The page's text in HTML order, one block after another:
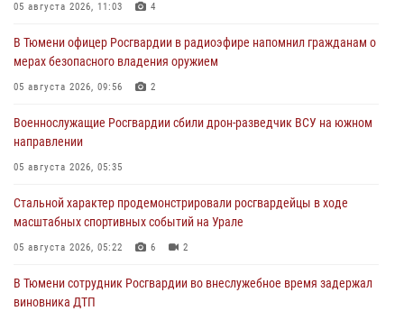
05 августа 2026, 11:03 4
В Тюмени офицер Росгвардии в радиоэфире напомнил гражданам о
мерах безопасного владения оружием
05 августа 2026, 09:56 2
Военнослужащие Росгвардии сбили дрон-разведчик ВСУ на южном
направлении
05 августа 2026, 05:35
Стальной характер продемонстрировали росгвардейцы в ходе
масштабных спортивных событий на Урале
05 августа 2026, 05:22 6 2
В Тюмени сотрудник Росгвардии во внеслужебное время задержал
виновника ДТП